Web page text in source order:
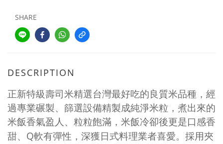
SHARE
DESCRIPTION
正新特級壽司米精選台灣最好吃的良質米品種，經
過專業碾製、篩選設備精製成純淨米粒，煮出來的
米飯香氣盈人、粒粒飽滿，米飯冷卻後更是口感香
甜、 Q軟有彈性，深獲日式料理業者喜愛。採用夾